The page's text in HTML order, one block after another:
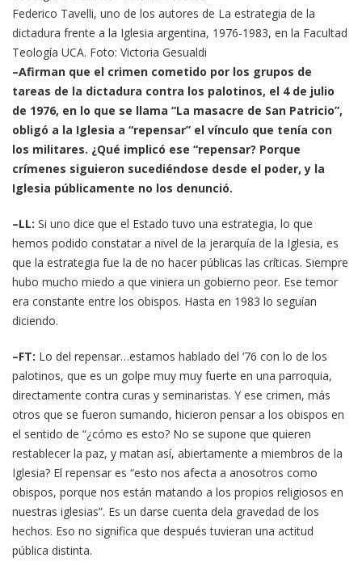
Federico Tavelli, uno de los autores de La estrategia de la
dictadura frente a la Iglesia argentina, 1976-1983, en la Facultad
Teología UCA. Foto: Victoria Gesualdi
–Afirman que el crimen cometido por los grupos de
tareas de la dictadura contra los palotinos, el 4 de julio
de 1976, en lo que se llama “La masacre de San Patricio”,
obligó a la Iglesia a “repensar” el vínculo que tenía con
los militares. ¿Qué implicó ese “repensar? Porque
crímenes siguieron sucediéndose desde el poder, y la
Iglesia públicamente no los denunció.
–LL: Si uno dice que el Estado tuvo una estrategia, lo que
hemos podido constatar a nivel de la jerarquía de la Iglesia, es
que la estrategia fue la de no hacer públicas las críticas. Siempre
hubo mucho miedo a que viniera un gobierno peor. Ese temor
era constante entre los obispos. Hasta en 1983 lo seguían
diciendo.
–FT: Lo del repensar…estamos hablado del ‘76 con lo de los
palotinos, que es un golpe muy muy fuerte en una parroquia,
directamente contra curas y seminaristas. Y ese crimen, más
otros que se fueron sumando, hicieron pensar a los obispos en
el sentido de “¿cómo es esto? No se supone que quieren
restablecer la paz, y matan así, abiertamente a miembros de la
Iglesia? El repensar es “esto nos afecta a anosotros como
obispos, porque nos están matando a los propios religiosos en
nuestras iglesias”. Es un darse cuenta dela gravedad de los
hechos. Eso no significa que después tuvieran una actitud
pública distinta.